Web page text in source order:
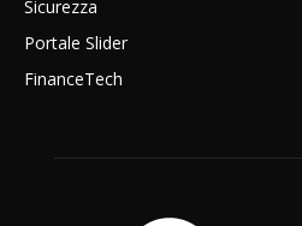
Sicurezza
Portale Slider
FinanceTech